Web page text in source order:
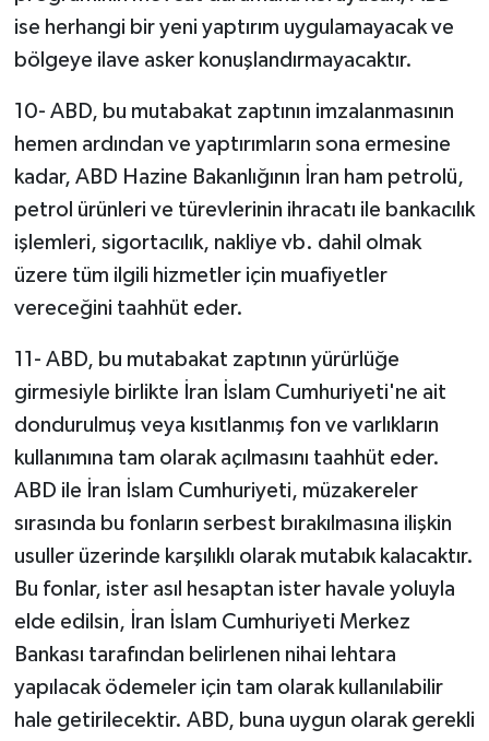
ise herhangi bir yeni yaptırım uygulamayacak ve
bölgeye ilave asker konuşlandırmayacaktır.
10- ABD, bu mutabakat zaptının imzalanmasının
hemen ardından ve yaptırımların sona ermesine
kadar, ABD Hazine Bakanlığının İran ham petrolü,
petrol ürünleri ve türevlerinin ihracatı ile bankacılık
işlemleri, sigortacılık, nakliye vb. dahil olmak
üzere tüm ilgili hizmetler için muafiyetler
vereceğini taahhüt eder.
11- ABD, bu mutabakat zaptının yürürlüğe
girmesiyle birlikte İran İslam Cumhuriyeti'ne ait
dondurulmuş veya kısıtlanmış fon ve varlıkların
kullanımına tam olarak açılmasını taahhüt eder.
ABD ile İran İslam Cumhuriyeti, müzakereler
sırasında bu fonların serbest bırakılmasına ilişkin
usuller üzerinde karşılıklı olarak mutabık kalacaktır.
Bu fonlar, ister asıl hesaptan ister havale yoluyla
elde edilsin, İran İslam Cumhuriyeti Merkez
Bankası tarafından belirlenen nihai lehtara
yapılacak ödemeler için tam olarak kullanılabilir
hale getirilecektir. ABD, buna uygun olarak gerekli